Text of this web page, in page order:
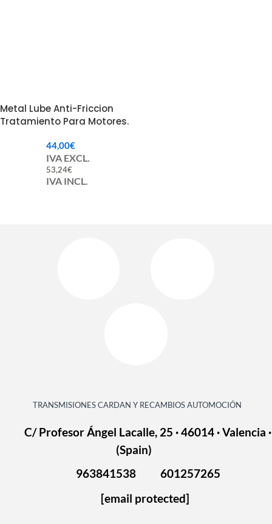
Metal Lube Anti-Friccion
Tratamiento Para Motores.
44,00€
IVA EXCL.
53,24€
IVA INCL.
TRANSMISIONES CARDAN Y RECAMBIOS AUTOMOCIÓN
C/ Profesor Ángel Lacalle, 25 · 46014 · Valencia ·
(Spain)
963841538
601257265
[email protected]